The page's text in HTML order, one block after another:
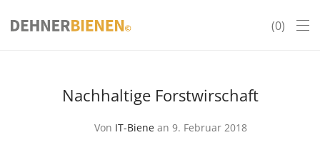
0
Nachhaltige Forstwirschaft
Von IT-Biene an 9. Februar 2018